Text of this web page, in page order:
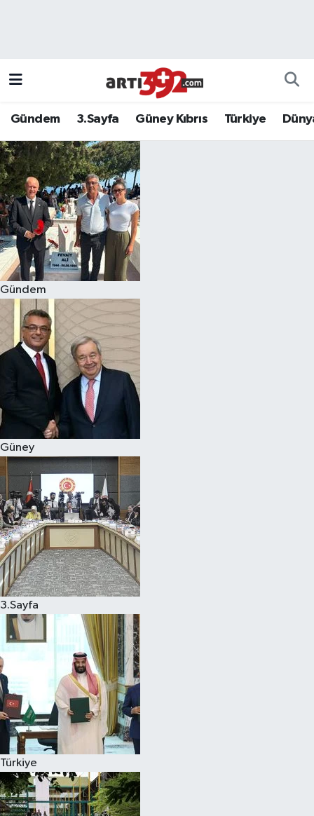
Gündem 3.Sayfa Güney Kıbrıs Türkiye
Gündem
Güney
3.Sayfa
Türkiye